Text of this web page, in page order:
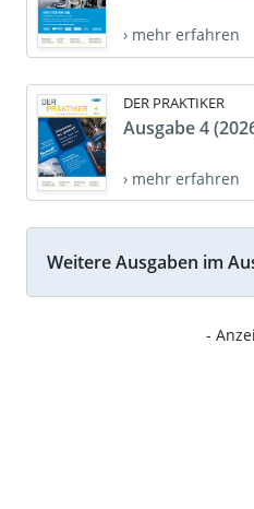
› mehr erfahren
DER PRAKTIKER
Ausgabe 4
› mehr erfahren
Weitere Ausgaben im
-